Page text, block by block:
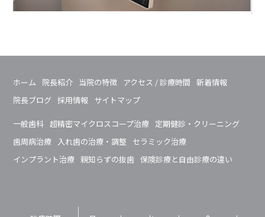
ホーム 院長紹介 当院の特徴 アクセス / 診療時間 新着情報
院長ブログ 採用情報 サイトマップ
一般歯科 超精密マイクロスコープ治療 定期健診・クリーニング
歯周病治療 入れ歯の治療・調整 セラミック治療
インプラント治療 親知らずの抜歯 保険診療と自由診療の違い